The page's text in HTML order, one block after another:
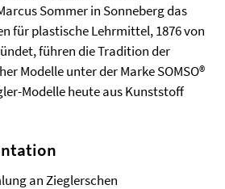
Sommer in Sonneberg das
für plastische Lehrmittel, 1876 von
führen die Tradition der
Modelle unter der Marke SOMSO®
Modelle heute aus Kunststoff
an Zieglerschen